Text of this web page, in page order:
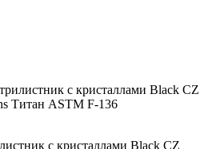
с кристаллами Black CZ
Титан ASTM F-136